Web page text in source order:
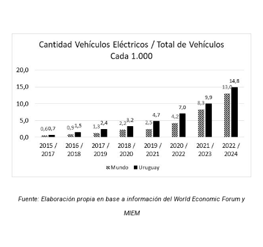
Fuente: Elaboración propia en base a información del World Economic Forum y
MIEM